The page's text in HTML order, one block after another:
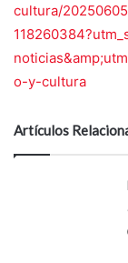
cultura/
o-y-cultura
Artículos